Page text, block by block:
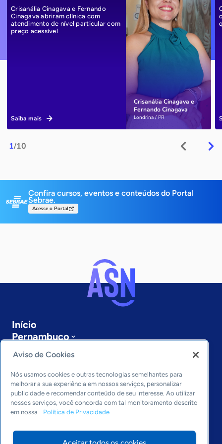
1/10
Crisanália Cinagava e
Fernando Cinagava
Londrina / PR
Crisanália Cinagava e Fernando
Cinagava abriram clínica com
atendimento de nível particular com
preço acessível
Saiba mais
Confira cursos, eventos e conteúdos do Portal
Sebrae.
Acesse o Portal
Início
Pernambuco
Sobre a ASN
Últimas notícias
Entre em contato
Editorias
Economia & Política
Inovação & Tecnologia
Cultura empreendedora
Aviso de Cookies
Nós usamos cookies e outras tecnologias semelhantes para
melhorar a sua experiência em nossos serviços, personalizar
publicidade e recomendar conteúdo de seu interesse. Ao utilizar
nossos serviços, você concorda com tal monitoramento descrito
em nossa
Política de Privacidade